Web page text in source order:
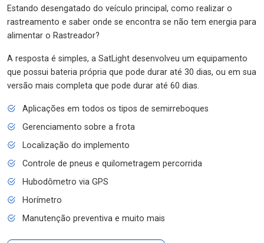
Estando desengatado do veículo principal, como realizar o
rastreamento e saber onde se encontra se não tem energia para
alimentar o Rastreador?
A resposta é simples, a SatLight desenvolveu um equipamento
que possui bateria própria que pode durar até 30 dias, ou em sua
versão mais completa que pode durar até 60 dias.
Aplicações em todos os tipos de semirreboques
Gerenciamento sobre a frota
Localização do implemento
Controle de pneus e quilometragem percorrida
Hubodômetro via GPS
Horímetro
Manutenção preventiva e muito mais